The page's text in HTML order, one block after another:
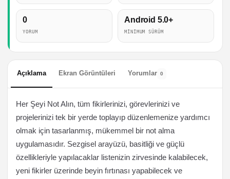
0
YORUM
Android 5.0+
MINIMUM SÜRÜM
Açıklama Ekran Görüntüleri Yorumlar 0
Her Şeyi Not Alın, tüm fikirlerinizi, görevlerinizi ve
projelerinizi tek bir yerde toplayıp düzenlemenize yardımcı
olmak için tasarlanmış, mükemmel bir not alma
uygulamasıdır. Sezgisel arayüzü, basitliği ve güçlü
özellikleriyle yapılacaklar listenizin zirvesinde kalabilecek,
yeni fikirler üzerinde beyin fırtınası yapabilecek ve